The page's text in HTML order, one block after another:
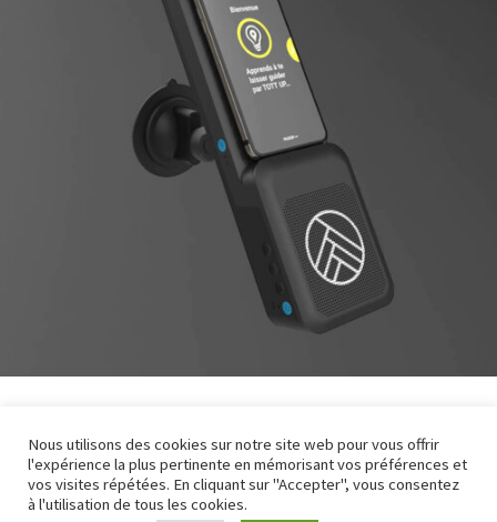
PLUS DE PROJETS
Nous utilisons des cookies sur notre site web pour vous offrir
l'expérience la plus pertinente en mémorisant vos préférences et
vos visites répétées. En cliquant sur "Accepter", vous consentez
à l'utilisation de tous les cookies.